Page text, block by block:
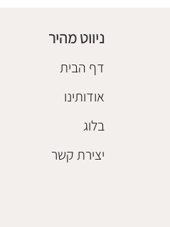
ניווט מהיר
דף הבית
אודותינו
בלוג
יצירת קשר